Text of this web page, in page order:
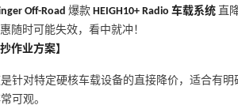
Off-Road 爆款 HEIGH10+ Radio 车载系统 直
随时可能失效，看中就冲！
抄作业方案】
是针对特定硬核车载设备的直接降价，适合有
可观。
折优惠+部分送好礼
ZIMMERMAN 等